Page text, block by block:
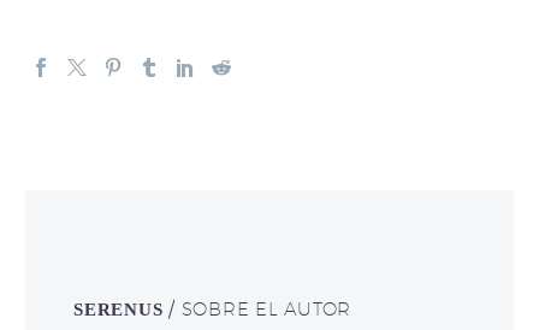
SERENUS / SOBRE EL AUTOR